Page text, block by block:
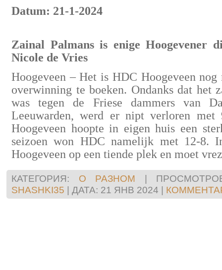
Datum: 21-1-2024
Zainal Palmans is enige
Nicole de Vries
Hoogeveen – Het is HDC Hoogeveen
overwinning te boeken. Ondanks dat het
was tegen de Friese dammers van
Leeuwarden, werd er nipt verloren met
Hoogeveen hoopte in eigen huis een
seizoen won HDC namelijk met 12-8.
Hoogeveen op een tiende plek en moet
КАТЕГОРИЯ: О РАЗНОМ |
SHASHKI35 | ДАТА: 21 ЯНВ 2024 |